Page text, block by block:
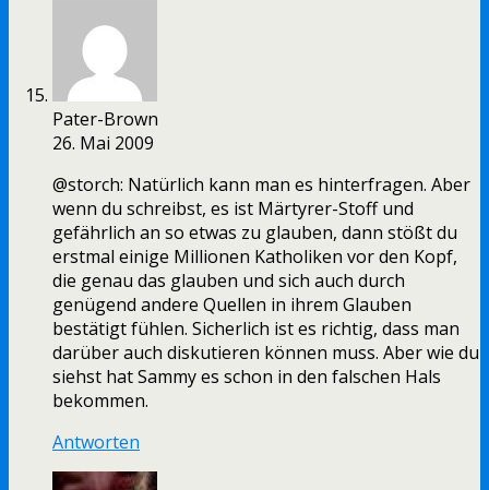
Pater-Brown
26. Mai 2009
@storch: Natürlich kann man es hinterfragen. Aber
wenn du schreibst, es ist Märtyrer-Stoff und
gefährlich an so etwas zu glauben, dann stößt du
erstmal einige Millionen Katholiken vor den Kopf,
die genau das glauben und sich auch durch
genügend andere Quellen in ihrem Glauben
bestätigt fühlen. Sicherlich ist es richtig, dass man
darüber auch diskutieren können muss. Aber wie du
siehst hat Sammy es schon in den falschen Hals
bekommen.
Antworten